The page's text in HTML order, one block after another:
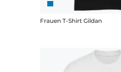
Frauen T-Shirt Gildan